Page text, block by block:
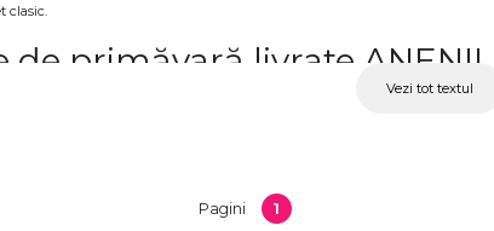
clasic.
de primăvară livrate ANENII
plante precum zambile, narcise, lalele în ghiveci și alte flori de sezon.
Vezi tot textul
Pagini 1